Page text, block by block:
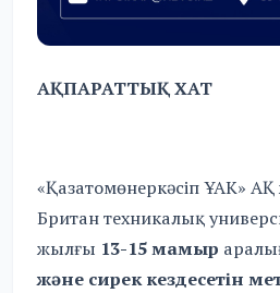
АҚПАРАТТЫҚ ХАТ
«Қазатомөнеркәсіп ҰАК»
Британ техникалық
жылғы 13-15 мамыр
және сирек кездесетін